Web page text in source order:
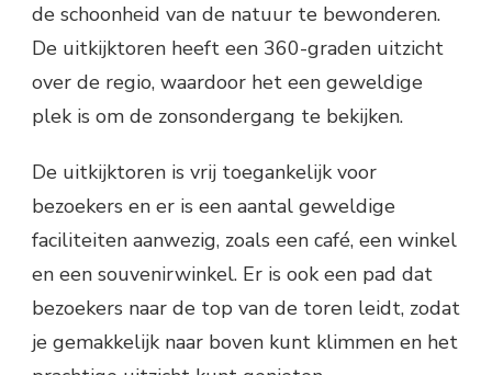
de schoonheid van de natuur te bewonderen.
De uitkijktoren heeft een 360-graden uitzicht
over de regio, waardoor het een geweldige
plek is om de zonsondergang te bekijken.
De uitkijktoren is vrij toegankelijk voor
bezoekers en er is een aantal geweldige
faciliteiten aanwezig, zoals een café, een winkel
en een souvenirwinkel. Er is ook een pad dat
bezoekers naar de top van de toren leidt, zodat
je gemakkelijk naar boven kunt klimmen en het